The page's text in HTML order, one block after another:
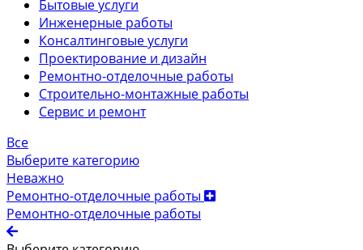
Бытовые услуги
Инженерные работы
Консалтинговые услуги
Проектирование и дизайн
Ремонтно-отделочные работы
Строительно-монтажные работы
Сервис и ремонт
Все
Выберите категорию
Неважно
Ремонтно-отделочные работы
Ремонтно-отделочные работы